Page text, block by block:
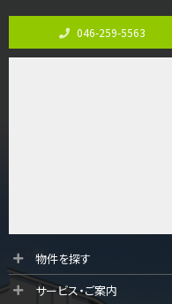
全棟ＬＤＫは16帖の4ＬＤＫ！食
046-259-5563
物件を探す
サービス・ご案内